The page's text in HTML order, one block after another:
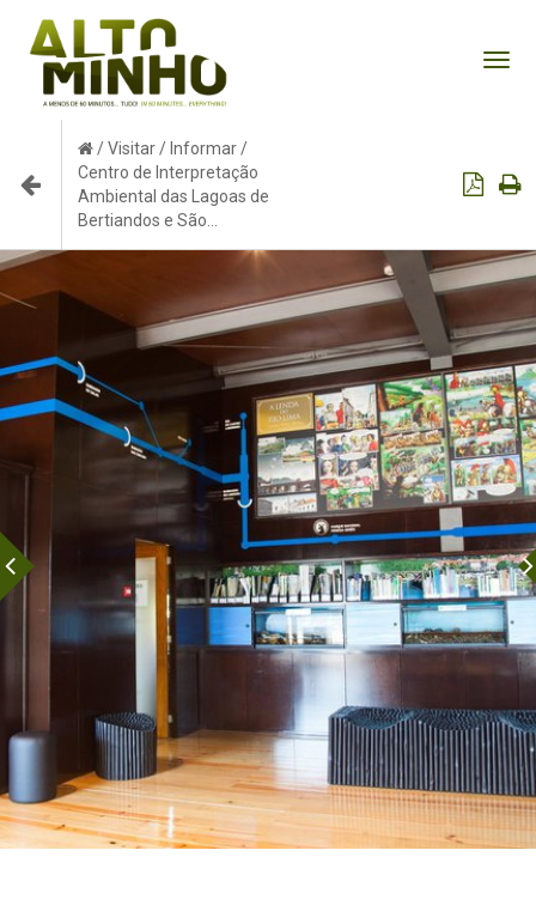
/Visitar/ Informar/
Centro de Interpretação
Ambiental das Lagoas de
Bertiandos e São...